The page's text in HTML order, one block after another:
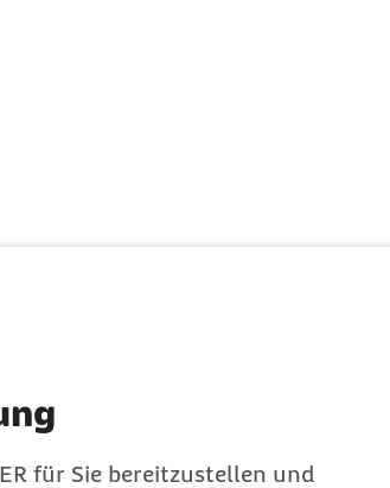
für Sie bereitzustellen und